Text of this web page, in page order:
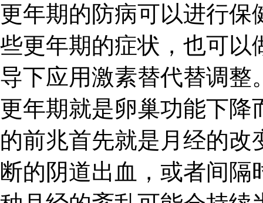
更年期的防病可以进行保
些更年期的症状，也可以
导下应用激素替代替调整
更年期就是卵巢功能下降
的前兆首先就是月经的
断的阴道出血，或者间